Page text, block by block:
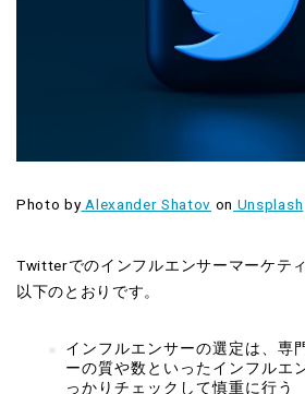
Photo by Alexander Shatov on Unsplash
Twitterでのインフルエンサーマーケテ
以下のとおりです。
インフルエンサーの選定は、専
ーの質や数といったインフルエ
っかりチェックして慎重に行う